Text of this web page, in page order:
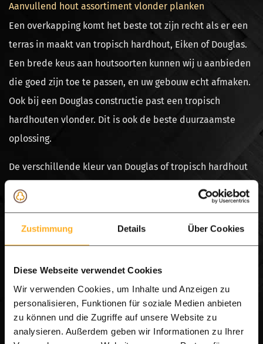
Zustimmung Details Über Cookies
Diese Webseite verwendet Cookies
Wir verwenden Cookies, um Inhalte und Anzeigen zu
personalisieren, Funktionen für soziale Medien anbieten
zu können und die Zugriffe auf unsere Website zu
analysieren. Außerdem geben wir Informationen zu Ihrer
Aanvullend hout assortiment vlonder planken
Een overkapping komt het beste tot zijn recht als er een
terras in maakt van tropisch hardhout, Eiken of Douglas.
Een brede keus aan houtsoorten kunnen wij u aanbieden
die goed zijn toe te passen, en uw gebouw echt afmaken.
Ook bij een Douglas constructie past een tropisch
hardhouten vlonder. Dit is ook de beste duurzaamste
oplossing.
De verschillende kleur van Douglas of tropisch hardhout
zien. Zie de foto galerij voor een goede impressie. Een
vlonder is het beste te monteren in de meest
duurzaamste variant, dus in hardhout. Hardhout is kras
dan bij de toepassing van een tropisch hardhouten
vlonder. Ons tropisch hardhout gaat minimaal 25 jaar
mee, een Europees hardhout gaat maximaal 10 jaar mee.